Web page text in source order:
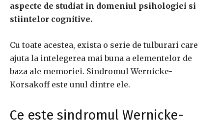
aspecte de studiat in domeniul psihologiei si
stiintelor cognitive.
Cu toate acestea, exista o serie de tulburari care
ajuta la intelegerea mai buna a elementelor de
baza ale memoriei. Sindromul Wernicke-
Korsakoff este unul dintre ele.
Ce este sindromul Wernicke-